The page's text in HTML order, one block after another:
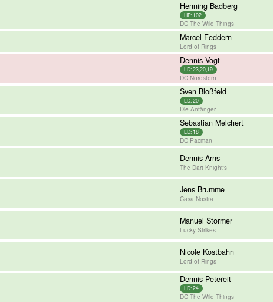
Henning Badberg
HF: 102
DC The Wild Things
Marcel Feddern
Lord of Rings
Dennis Vogt
LD: 23,20,19
DC Nordstern
Sven Bloßfeld
LD: 20
Die Anfänger
Sebastian Melchert
LD: 18
DC Pacman
Dennis Arns
The Dart Knight's
Jens Brumme
Casa Nostra
Manuel Stormer
Lucky Strikes
Nicole Kostbahn
Lord of Rings
Dennis Petereit
LD: 24
DC The Wild Things